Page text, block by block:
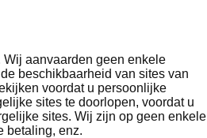
aanvaarden geen enkele
beschikbaarheid van sites van
voordat u persoonlijke
sites te doorlopen, voordat u
sites. Wij zijn op geen enkele
betaling, enz.